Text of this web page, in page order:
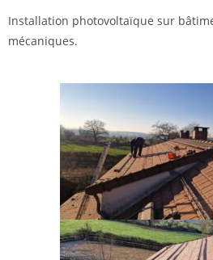
Installation photovoltaïque sur
mécaniques.